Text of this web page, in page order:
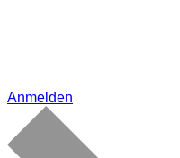
Anmelden